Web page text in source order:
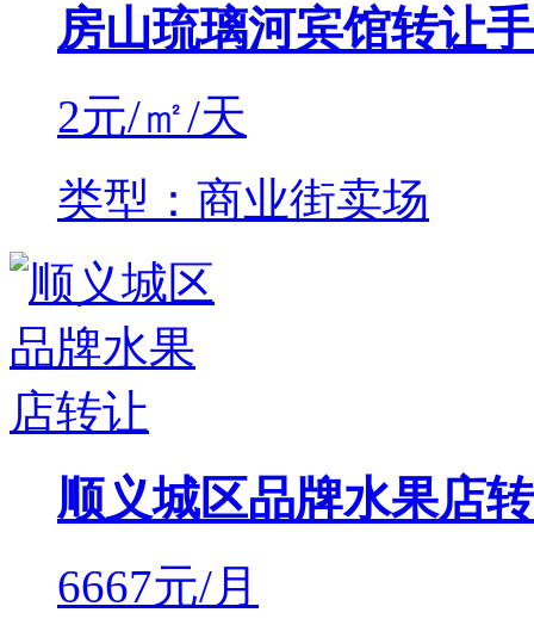
房山琉璃河宾馆转让
2元/㎡/天
类型：商业街卖场
顺义城区品牌水果店
6667元/月